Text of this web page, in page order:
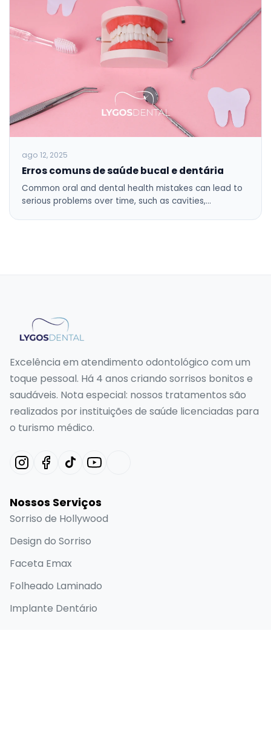
ago 12, 2025
Erros comuns de saúde bucal e dentária
Common oral and dental health mistakes can lead to
serious problems over time, such as cavities,…
Excelência em atendimento odontológico com um
toque pessoal. Há 4 anos criando sorrisos bonitos e
saudáveis. Nota especial: nossos tratamentos são
realizados por instituições de saúde licenciadas para
o turismo médico.
Nossos Serviços
Sorriso de Hollywood
Design do Sorriso
Faceta Emax
Folheado Laminado
Implante Dentário